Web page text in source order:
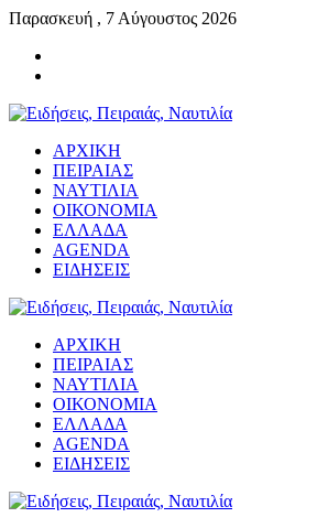
Παρασκευή , 7 Αύγουστος 2026
ΑΡΧΙΚΗ
ΠΕΙΡΑΙΑΣ
ΝΑΥΤΙΛΙΑ
ΟΙΚΟΝΟΜΙΑ
ΕΛΛΑΔΑ
AGENDA
ΕΙΔΗΣΕΙΣ
ΑΡΧΙΚΗ
ΠΕΙΡΑΙΑΣ
ΝΑΥΤΙΛΙΑ
ΟΙΚΟΝΟΜΙΑ
ΕΛΛΑΔΑ
AGENDA
ΕΙΔΗΣΕΙΣ